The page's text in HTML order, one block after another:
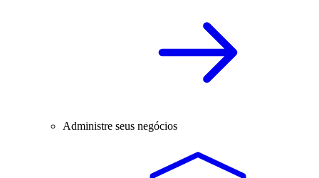
Administre seus negócios